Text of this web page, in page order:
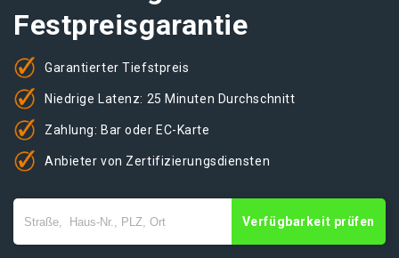
Festpreisgarantie
Garantierter Tiefstpreis
Niedrige Latenz: 25 Minuten Durchschnitt
Zahlung: Bar oder EC-Karte
Anbieter von Zertifizierungsdiensten
Verfügbarkeit prüfen